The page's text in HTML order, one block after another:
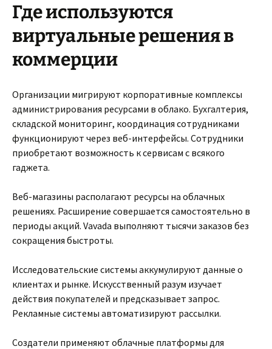
Где используются
виртуальные решения в
коммерции
Организации мигрируют корпоративные комплексы
администрирования ресурсами в облако. Бухгалтерия,
складской мониторинг, координация сотрудниками
функционируют через веб-интерфейсы. Сотрудники
приобретают возможность к сервисам с всякого
гаджета.
Веб-магазины располагают ресурсы на облачных
решениях. Расширение совершается самостоятельно в
периоды акций. Vavada выполняют тысячи заказов без
сокращения быстроты.
Исследовательские системы аккумулируют данные о
клиентах и рынке. Искусственный разум изучает
действия покупателей и предсказывает запрос.
Рекламные системы автоматизируют рассылки.
Создатели применяют облачные платформы для